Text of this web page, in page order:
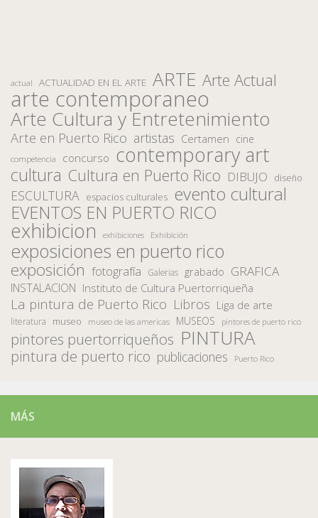
actual ACTUALIDAD EN EL ARTE ARTE Arte Actual
arte contemporaneo
Arte Cultura y Entretenimiento
Arte en Puerto Rico artistas Certamen cine
competencia concurso contemporary art
cultura Cultura en Puerto Rico DIBUJO diseño
ESCULTURA espacios culturales evento cultural
EVENTOS EN PUERTO RICO
exhibicion exhibiciones Exhibición
exposiciones en puerto rico
exposición fotografía Galerias grabado GRAFICA
INSTALACION Instituto de Cultura Puertorriqueña
La pintura de Puerto Rico Libros Liga de arte
literatura museo museo de las americas MUSEOS pintores de puerto rico
pintores puertorriqueños PINTURA
pintura de puerto rico publicaciones Puerto Rico
MÁS